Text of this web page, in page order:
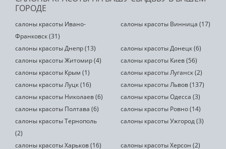
ГОРОДЕ
салоны красоты Ивано-
Франковск (31)
салоны красоты Винница (17)
салоны красоты Днепр (13)
салоны красоты Донецк (6)
салоны красоты Житомир (4)
салоны красоты Киев (56)
салоны красоты Крым (1)
салоны красоты Луганск (2)
салоны красоты Луцк (16)
салоны красоты Львов (137)
салоны красоты Николаев (6)
салоны красоты Одесса (3)
салоны красоты Полтава (6)
салоны красоты Ровно (14)
салоны красоты Тернополь
(2)
салоны красоты Ужгород (3)
салоны красоты Харьков (16)
салоны красоты Херсон (2)